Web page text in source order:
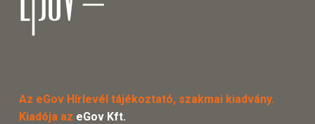
Az eGov Hírlevél tájékoztató, szakmai kiadvány.
Kiadója az eGov Kft.